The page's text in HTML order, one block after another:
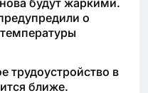
будут жаркими.
о
трудоустройство в
ближе.